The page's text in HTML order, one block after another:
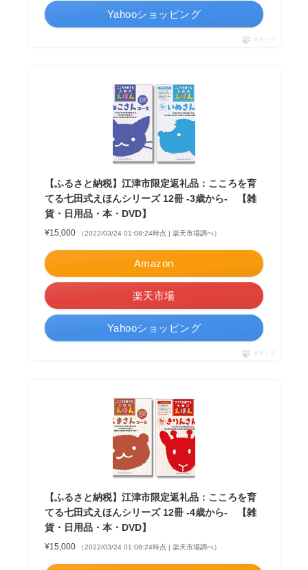
Yahooショッピング
ポチップ
【ふるさと納税】江津市限定返礼品：こころを育
てる七田式えほんシリーズ 12冊 -3歳から- 【雑
貨・日用品・本・DVD】
¥15,000 （2022/03/24 01:08:24時点 | 楽天市場調べ）
Amazon
楽天市場
Yahooショッピング
ポチップ
【ふるさと納税】江津市限定返礼品：こころを育
てる七田式えほんシリーズ 12冊 -4歳から- 【雑
貨・日用品・本・DVD】
¥15,000 （2022/03/24 01:08:24時点 | 楽天市場調べ）